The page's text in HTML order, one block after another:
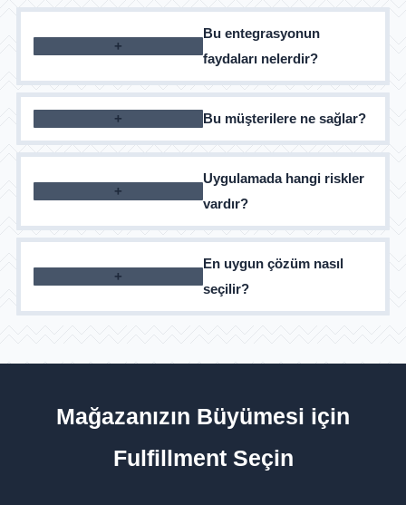
Süreç optimizasyonu, zaman ve para tasarrufu
Bu entegrasyonun
faydaları nelerdir?
Bu müşterilere ne sağlar?
Uygulamada hangi riskler
vardır?
En uygun çözüm nasıl
seçilir?
Mağazanızın Büyümesi için
Fulfillment Seçin